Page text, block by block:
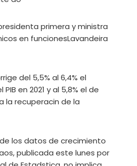
primera y ministra
en funcionesLavandeira
del 5,5% al 6,4% el
en 2021 y al 5,8% el de
la recuperacin de la
de los datos de crecimiento
publicada este lunes por